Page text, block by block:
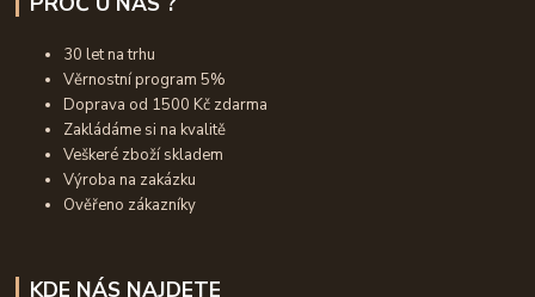
30 let na trhu
Věrnostní program 5%
Doprava od 1500 Kč zdarma
Zakládáme si na kvalitě
Veškeré zboží skladem
Výroba na zakázku
Ověřeno zákazníky
KDE NÁS NAJDETE